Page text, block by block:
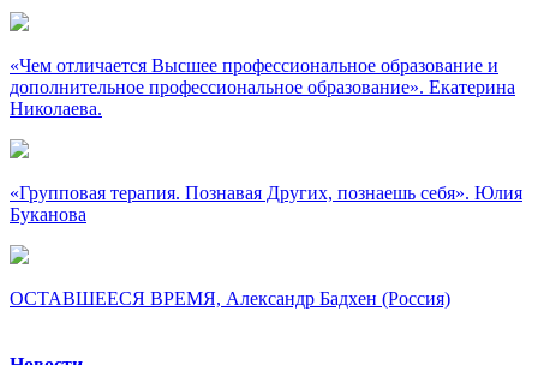
«Чем отличается Высшее профессиональное образование и
дополнительное профессиональное образование». Екатерина
Николаева.
«Групповая терапия. Познавая Других, познаешь себя». Юлия
Буканова
ОСТАВШЕЕСЯ ВРЕМЯ, Александр Бадхен (Россия)